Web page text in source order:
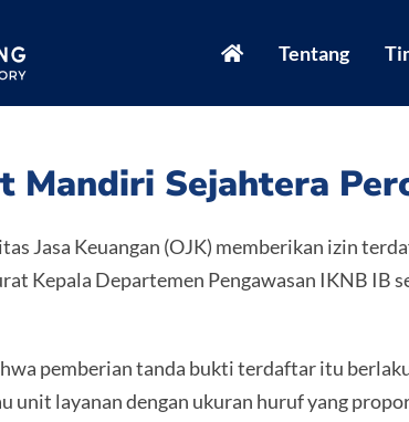
Tentang
Mandiri Sejahtera
Jasa Keuangan (OJK) memberikan izin
Kepala Departemen Pengawasan IKNB
pemberian tanda bukti terdaftar itu
unit layanan dengan ukuran huruf yang